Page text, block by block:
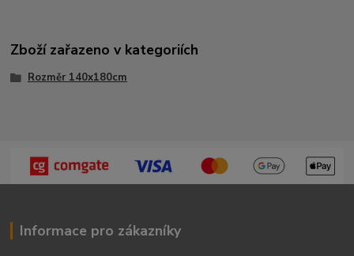
Zboží zařazeno v kategoriích
Rozměr 140x180cm
Informace pro zákazníky